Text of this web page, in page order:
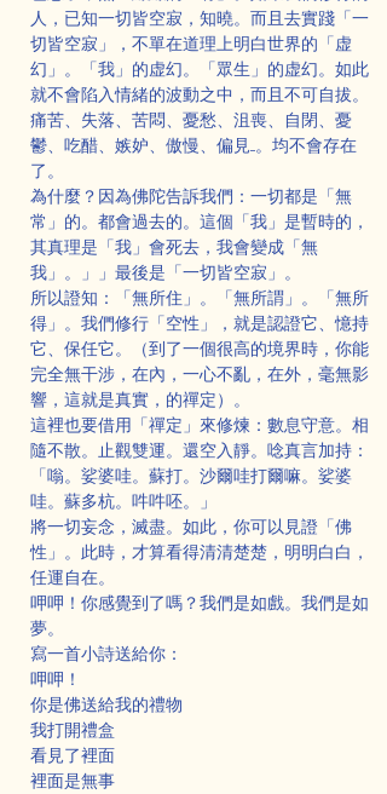
人，已知一切皆空寂，知曉。而且去實踐「一
切皆空寂」，不單在道理上明白世界的「虚
幻」。「我」的虚幻。「眾生」的虚幻。如此
就不會陷入情緒的波動之中，而且不可自拔。
痛苦、失落、苦悶、憂愁、沮喪、自閉、憂
鬱、吃醋、嫉妒、傲慢、偏見....。均不會存在
了。
為什麼？因為佛陀告訴我們：一切都是「無
常」的。都會過去的。這個「我」是暫時的，
其真理是「我」會死去，我會變成「無
我」。」」最後是「一切皆空寂」。
所以證知：「無所住」。「無所謂」。「無所
得」。我們修行「空性」，就是認證它、憶持
它、保任它。（到了一個很高的境界時，你能
完全無干涉，在內，一心不亂，在外，毫無影
響，這就是真實，的禪定）。
這裡也要借用「禪定」來修煉：數息守意。相
隨不散。止觀雙運。還空入靜。唸真言加持：
「嗡。娑婆哇。蘇打。沙爾哇打爾嘛。娑婆
哇。蘇多杭。吽吽呸。」
將一切妄念，滅盡。如此，你可以見證「佛
性」。此時，才算看得清清楚楚，明明白白，
任運自在。
呷呷！你感覺到了嗎？我們是如戲。我們是如
夢。
寫一首小詩送給你：
呷呷！
你是佛送給我的禮物
我打開禮盒
看見了裡面
裡面是無事